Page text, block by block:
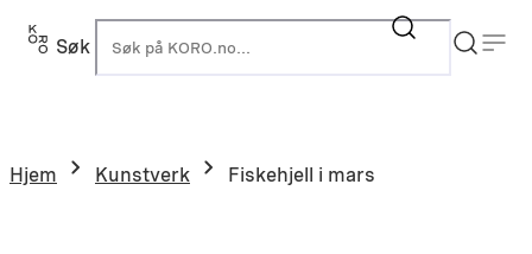
Hopp
Søk
Hjem Kunstverk Fiskehjell i mars